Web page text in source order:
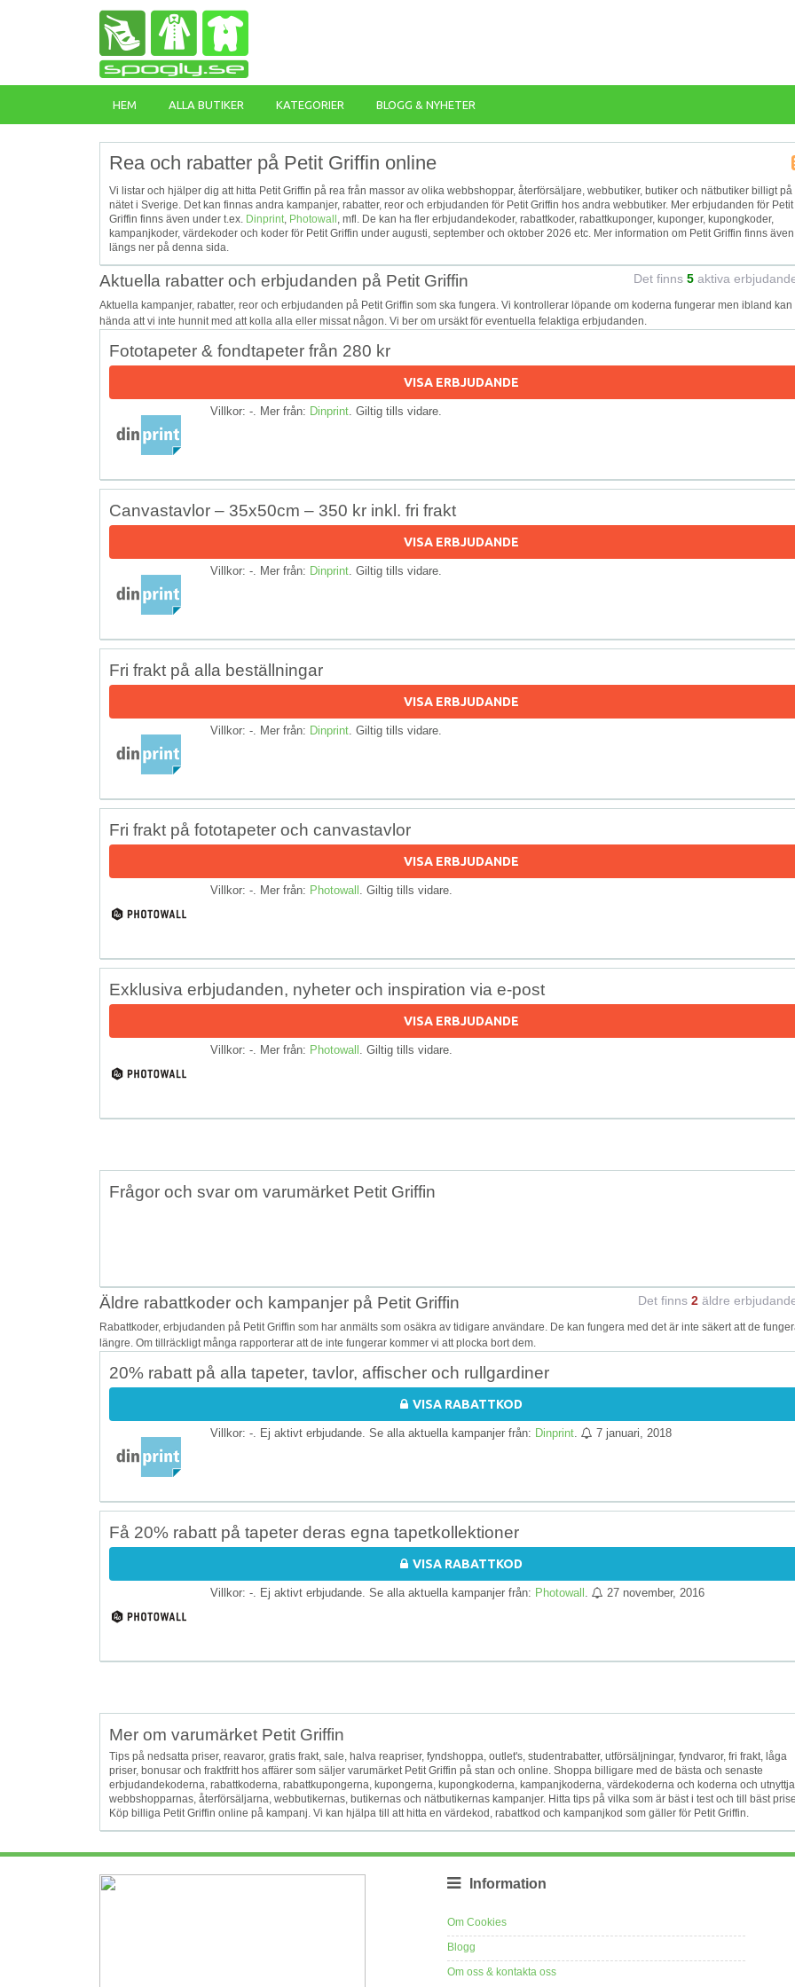
HEM ALLA BUTIKER KATEGORIER BLOGG & NYHETER
Rea och rabatter på Petit Griffin online
Vi listar och hjälper dig att hitta Petit Griffin på rea från massor av olika webbshoppar, återförsäljare, webbutiker, butiker och nätbutiker billigt på
nätet i Sverige. Det kan finnas andra kampanjer, rabatter, reor och erbjudanden för Petit Griffin hos andra webbutiker. Mer erbjudanden för Petit
Griffin finns även under t.ex. Dinprint, Photowall , mfl. De kan ha fler erbjudandekoder, rabattkoder, rabattkuponger, kuponger, kupongkoder,
kampanjkoder, värdekoder och koder för Petit Griffin under augusti, september och oktober 2026 etc. Mer information om Petit Griffin finns även
längs ner på denna sida.
Aktuella rabatter och erbjudanden på Petit Griffin Det finns 5 aktiva
Aktuella kampanjer, rabatter, reor och erbjudanden på Petit Griffin som ska fungera. Vi kontrollerar löpande om koderna fungerar men ibland kan
hända att vi inte hunnit med att kolla alla eller missat någon. Vi ber om ursäkt för eventuella felaktiga erbjudanden.
Fototapeter & fondtapeter från 280 kr
VISA ERBJUDANDE
Villkor: -. Mer från: Dinprint . Giltig tills vidare.
Canvastavlor – 35x50cm – 350 kr inkl. fri frakt
VISA ERBJUDANDE
Villkor: -. Mer från: Dinprint . Giltig tills vidare.
Fri frakt på alla beställningar
VISA ERBJUDANDE
Villkor: -. Mer från: Dinprint . Giltig tills vidare.
Fri frakt på fototapeter och canvastavlor
VISA ERBJUDANDE
Villkor: -. Mer från: Photowall . Giltig tills vidare.
Exklusiva erbjudanden, nyheter och inspiration via e-post
VISA ERBJUDANDE
Villkor: -. Mer från: Photowall . Giltig tills vidare.
Frågor och svar om varumärket Petit Griffin
Äldre rabattkoder och kampanjer på Petit Griffin Det finns 2 äldre
Rabattkoder, erbjudanden på Petit Griffin som har anmälts som osäkra av tidigare användare. De kan fungera med det är inte säkert att de
längre. Om tillräckligt många rapporterar att de inte fungerar kommer vi att plocka bort dem.
20% rabatt på alla tapeter, tavlor, affischer och rullgardiner
VISA RABATTKOD
Villkor: -. Ej aktivt erbjudande. Se alla aktuella kampanjer från: Dinprint 7 januari, 2018
Få 20% rabatt på tapeter deras egna tapetkollektioner
VISA RABATTKOD
Villkor: -. Ej aktivt erbjudande. Se alla aktuella kampanjer från: Photowall 27 november, 2016
Mer om varumärket Petit Griffin
Tips på nedsatta priser, reavaror, gratis frakt, sale, halva reapriser, fyndshoppa, outlet's, studentrabatter, utförsäljningar, fyndvaror, fri frakt, låga
priser, bonusar och fraktfritt hos affärer som säljer varumärket Petit Griffin på stan och online. Shoppa billigare med de bästa och senaste
erbjudandekoderna, rabattkoderna, rabattkupongerna, kupongerna, kupongkoderna, kampanjkoderna, värdekoderna och koderna och utnyttja
webbshopparnas, återförsäljarna, webbutikernas, butikernas och nätbutikernas kampanjer. Hitta tips på vilka som är bäst i test och till bäst
Köp billiga Petit Griffin online på kampanj. Vi kan hjälpa till att hitta en värdekod, rabattkod och kampanjkod som gäller för Petit Griffin.
Information
Om Cookies
Blogg
Om oss & kontakta oss